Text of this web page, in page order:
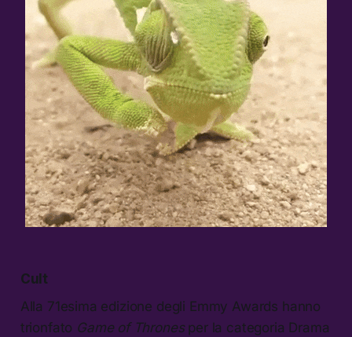
Cult
Alla 71esima edizione degli Emmy Awards hanno
trionfato Game of Thronesper la categoria Drama